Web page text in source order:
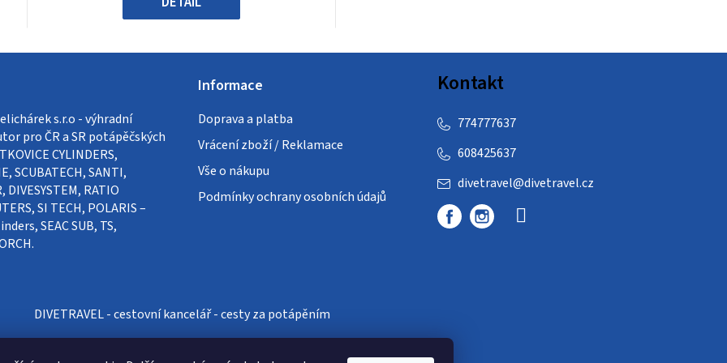
s.r.o - výhradní
pro ČR a SR potápěčských
CYLINDERS,
SCUBATECH, SANTI,
DIVESYSTEM, RATIO
SI TECH, POLARIS –
SEAC SUB, TS,
Informace
Doprava a platba
Vrácení zboží / Reklamace
Vše o nákupu
Podmínky ochrany osobních údajů
Kontakt
divetravel@divetravel.cz
608425637
774777637
DIVETRAVEL - cestovní kancelář - cesty za potápěním